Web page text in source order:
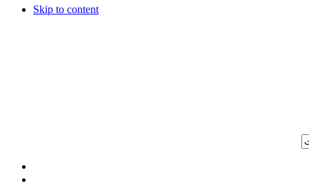
Skip to content